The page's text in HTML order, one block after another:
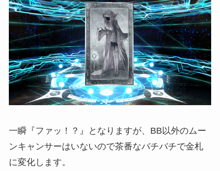
一瞬『ファッ！？』となりますが、BB以外のムー
ンキャンサーはいないので茶番なバチバチで金札
に変化します。